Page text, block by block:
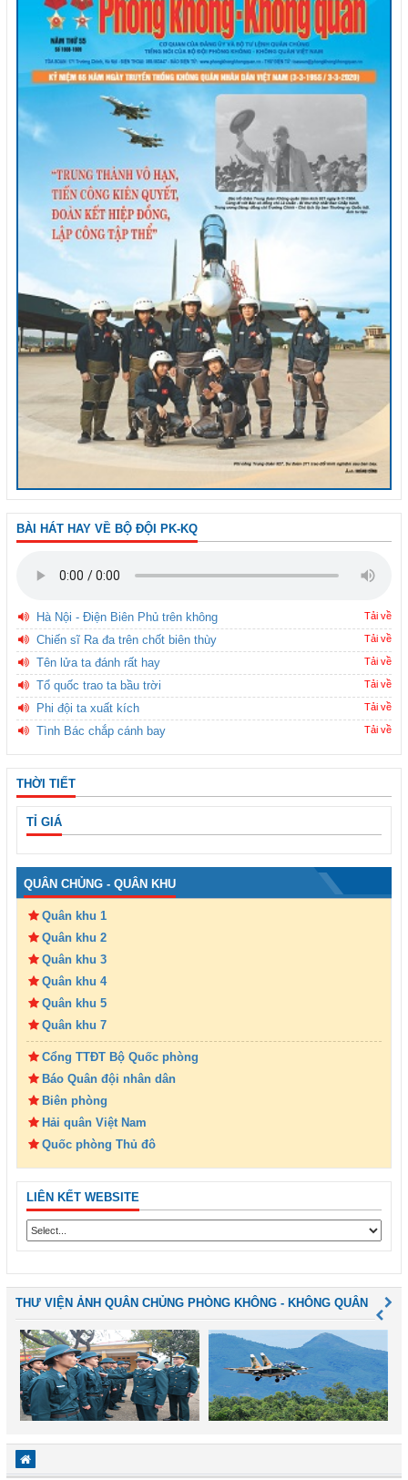
BÀI HÁT HAY VỀ BỘ ĐỘI PK-KQ
Hà Nội - Điện Biên Phủ trên không Tải về
Chiến sĩ Ra đa trên chốt biên thùy Tải về
Tên lửa ta đánh rất hay Tải về
Tổ quốc trao ta bầu trời Tải về
Phi đội ta xuất kích Tải về
Tình Bác chắp cánh bay Tải về
THỜI TIẾT
TỈ GIÁ
QUÂN CHỦNG - QUÂN KHU
Quân khu 1
Quân khu 2
Quân khu 3
Quân khu 4
Quân khu 5
Quân khu 7
Cổng TTĐT Bộ Quốc phòng
Báo Quân đội nhân dân
Biên phòng
Hải quân Việt Nam
Quốc phòng Thủ đô
LIÊN KẾT WEBSITE
THƯ VIỆN ẢNH QUÂN CHỦNG PHÒNG KHÔNG - KHÔNG QUÂN